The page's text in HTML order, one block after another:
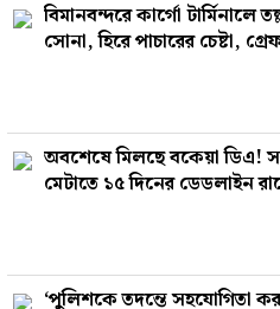
বিমানবন্দরে কার্গো টার্মিনালে
সোনা, হিরে পাচারের চেষ্টা,
অবশেষে মিলছে বকেয়া ডিএ!
মেটাতে ১৫ দিনের ডেডলাইন
‘পুলিশকে তদন্তে সহযোগিতা